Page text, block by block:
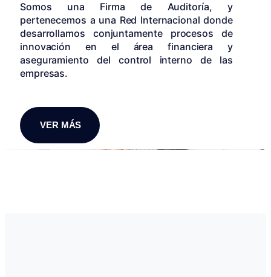
Somos una Firma de Auditoría, y
pertenecemos a una Red Internacional donde
desarrollamos conjuntamente procesos de
innovación en el área financiera y
aseguramiento del control interno de las
empresas.
VER MÁS